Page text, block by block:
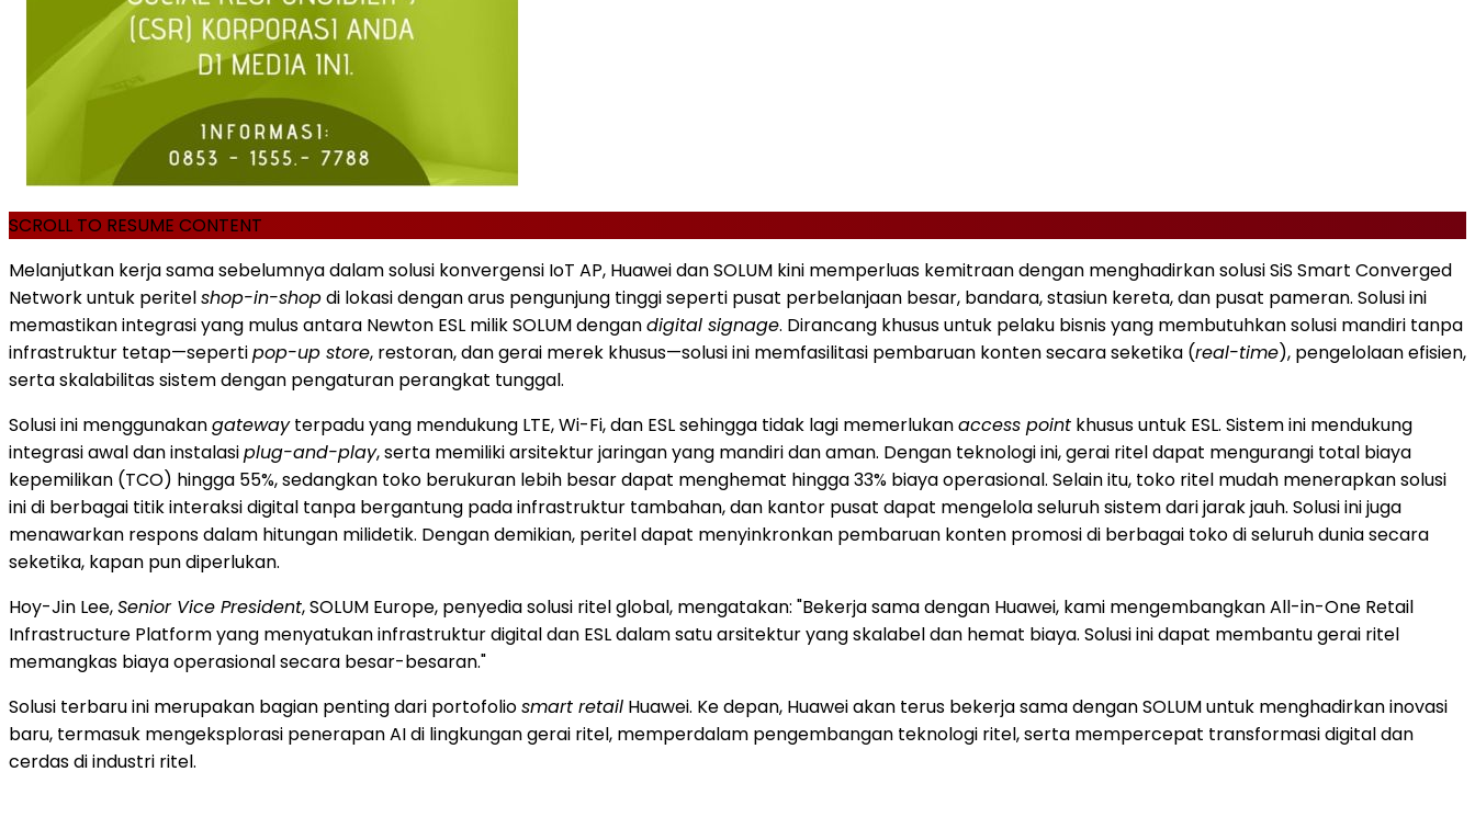
SCROLL TO RESUME CONTENT
Melanjutkan kerja sama sebelumnya dalam solusi konvergensi IoT AP, Huawei dan SOLUM kini memperluas kemitraan dengan menghadirkan solusi SiS Smart Converged
Network untuk peritelshop-in-shopdi lokasi dengan arus pengunjung tinggi seperti pusat perbelanjaan besar, bandara, stasiun kereta, dan pusat pameran. Solusi ini
memastikan integrasi yang mulus antara Newton ESL milik SOLUM dengandigital signage. Dirancang khusus untuk pelaku bisnis yang membutuhkan solusi mandiri tanpa
infrastruktur tetap—sepertipop-up store, restoran, dan gerai merek khusus—solusi ini memfasilitasi pembaruan konten secara seketika (real-time), pengelolaan efisien,
serta skalabilitas sistem dengan pengaturan perangkat tunggal.
Solusi ini menggunakangatewayterpadu yang mendukung LTE, Wi-Fi, dan ESL sehingga tidak lagi memerlukanaccess point khusus untuk ESL. Sistem ini mendukung
integrasi awal dan instalasiplug-and-play, serta memiliki arsitektur jaringan yang mandiri dan aman. Dengan teknologi ini, gerai ritel dapat mengurangi total biaya
kepemilikan (TCO) hingga 55%, sedangkan toko berukuran lebih besar dapat menghemat hingga 33% biaya operasional. Selain itu, toko ritel mudah menerapkan solusi
ini di berbagai titik interaksi digital tanpa bergantung pada infrastruktur tambahan, dan kantor pusat dapat mengelola seluruh sistem dari jarak jauh. Solusi ini juga
menawarkan respons dalam hitungan milidetik. Dengan demikian, peritel dapat menyinkronkan pembaruan konten promosi di berbagai toko di seluruh dunia secara
seketika, kapan pun diperlukan.
Hoy-Jin Lee,Senior Vice President, SOLUM Europe, penyedia solusi ritel global, mengatakan: "Bekerja sama dengan Huawei, kami mengembangkan All-in-One Retail
Infrastructure Platform yang menyatukan infrastruktur digital dan ESL dalam satu arsitektur yang skalabel dan hemat biaya. Solusi ini dapat membantu gerai ritel
memangkas biaya operasional secara besar-besaran."
Solusi terbaru ini merupakan bagian penting dari portofoliosmart retail Huawei. Ke depan, Huawei akan terus bekerja sama dengan SOLUM untuk menghadirkan inovasi
baru, termasuk mengeksplorasi penerapan AI di lingkungan gerai ritel, memperdalam pengembangan teknologi ritel, serta mempercepat transformasi digital dan
cerdas di industri ritel.